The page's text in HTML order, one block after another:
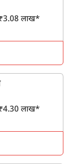
₹3.08 लाख*
₹4.30 लाख*